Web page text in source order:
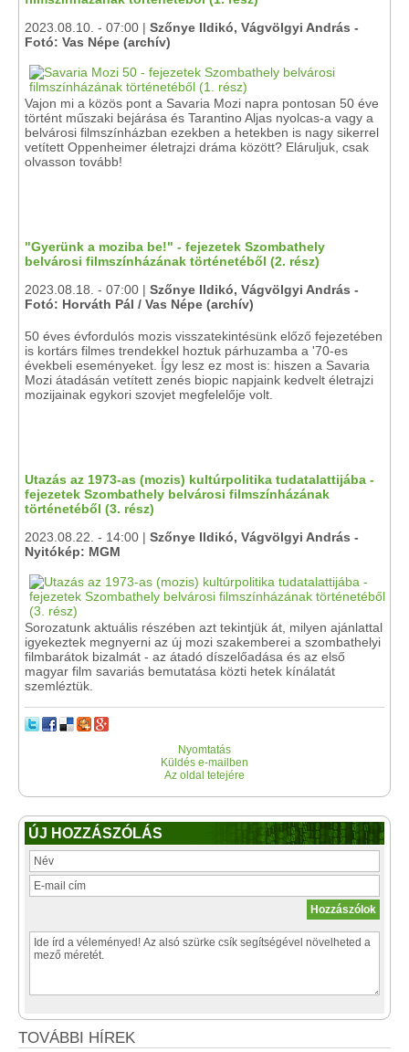
2023.08.10. - 07:00 | Szőnye Ildikó, Vágvölgyi András -
Fotó: Vas Népe (archív)
Vajon mi a közös pont a Savaria Mozi napra pontosan 50 éve
történt műszaki bejárása és Tarantino Aljas nyolcas-a vagy a
belvárosi filmszínházban ezekben a hetekben is nagy sikerrel
vetített Oppenheimer életrajzi dráma között? Eláruljuk, csak
olvasson tovább!
"Gyerünk a moziba be!" - fejezetek Szombathely
belvárosi filmszínházának történetéből (2. rész)
2023.08.18. - 07:00 | Szőnye Ildikó, Vágvölgyi András -
Fotó: Horváth Pál / Vas Népe (archív)
50 éves évfordulós mozis visszatekintésünk előző fejezetében
is kortárs filmes trendekkel hoztuk párhuzamba a '70-es
évekbeli eseményeket. Így lesz ez most is: hiszen a Savaria
Mozi átadásán vetített zenés biopic napjaink kedvelt életrajzi
mozijainak egykori szovjet megfelelője volt.
Utazás az 1973-as (mozis) kultúrpolitika tudatalattijába -
fejezetek Szombathely belvárosi filmszínházának
történetéből (3. rész)
2023.08.22. - 14:00 | Szőnye Ildikó, Vágvölgyi András -
Nyitókép: MGM
Sorozatunk aktuális részében azt tekintjük át, milyen ajánlattal
igyekeztek megnyerni az új mozi szakemberei a szombathelyi
filmbarátok bizalmát - az átadó díszelőadása és az első
magyar film savariás bemutatása közti hetek kínálatát
szemléztük.
Nyomtatás
Küldés e-mailben
Az oldal tetejére
ÚJ HOZZÁSZÓLÁS
TOVÁBBI HÍREK